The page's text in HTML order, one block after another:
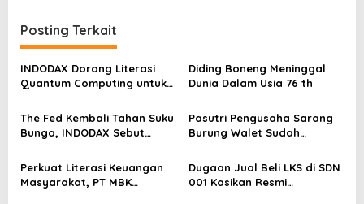
s
i
p
o
s
Posting Terkait
INDODAX Dorong Literasi
Quantum Computing untuk
Blockchain
Diding Boneng Meninggal
Dunia Dalam Usia 76 th
The Fed Kembali Tahan Suku
Bunga, INDODAX Sebut
Sentimen Pasar
Pasutri Pengusaha Sarang
Burung Walet Sudah
Pelapor Desak Polda Jambi
Segera Lakukan Penahanan
Perkuat Literasi Keuangan
Masyarakat, PT MBK
Dugaan Jual Beli LKS di SDN
001 Kasikan Resmi